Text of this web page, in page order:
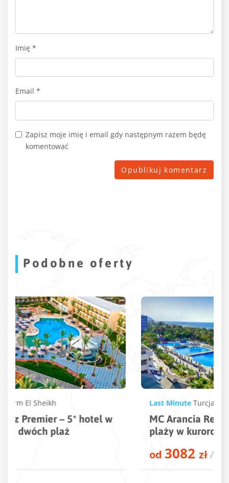
Imię *
Email *
Zapisz moje imię i email gdy następnym razem będę
komentować
Podobne oferty
Last Minute
MC Arancia Resort – 5* hotel tuż przy
plaży w kurorcie Alanya